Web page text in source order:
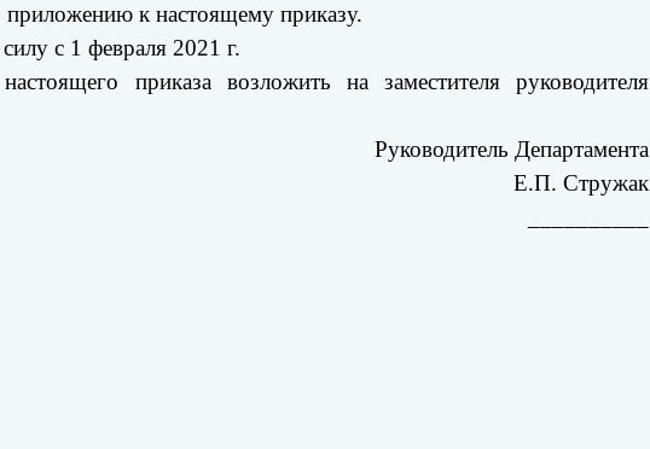
приложению к настоящему приказу.
с 1 февраля 2021 г.
приказа возложить на заместителя руководителя
Руководитель Департамента
Е.П. Стружак